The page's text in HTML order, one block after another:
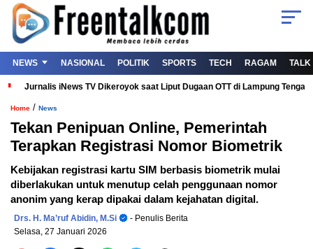
NEWS NASIONAL POLITIK SPORTS TECH RAGAM TALK
Jurnalis iNews TV Dikeroyok saat Liput Dugaan OTT di Lampung
Home / News
Tekan Penipuan Online, Pemerintah
Terapkan Registrasi Nomor Biometrik
Kebijakan registrasi kartu SIM berbasis biometrik mulai
diberlakukan untuk menutup celah penggunaan nomor
anonim yang kerap dipakai dalam kejahatan digital.
Drs. H. Ma’ruf Abidin, M.Si
- Penulis Berita
Selasa, 27 Januari 2026